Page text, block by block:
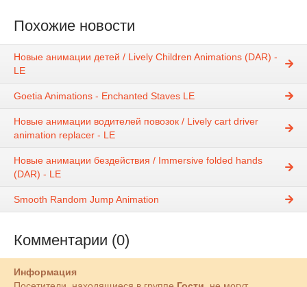
Похожие новости
Новые анимации детей / Lively Children Animations (DAR) -
LE
Goetia Animations - Enchanted Staves LE
Новые анимации водителей повозок / Lively cart driver
animation replacer - LE
Новые анимации бездействия / Immersive folded hands
(DAR) - LE
Smooth Random Jump Animation
Комментарии (0)
Информация